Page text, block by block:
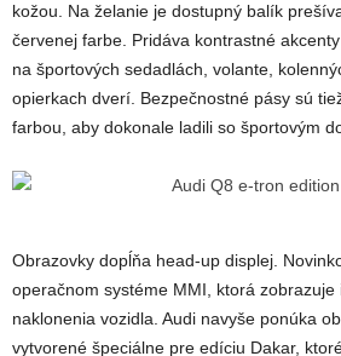
kožou. Na želanie je dostupný balík
červenej farbe. Pridáva kontrastné
na športových sedadlách, volante,
opierkach dverí. Bezpečnostné pásy sú
farbou, aby dokonale ladili so športovým
Obrazovky dopĺňa head-up displej.
operačnom systéme MMI, ktorá zobrazuje
naklonenia vozidla. Audi navyše ponúka
vytvorené špeciálne pre edíciu Dakar,